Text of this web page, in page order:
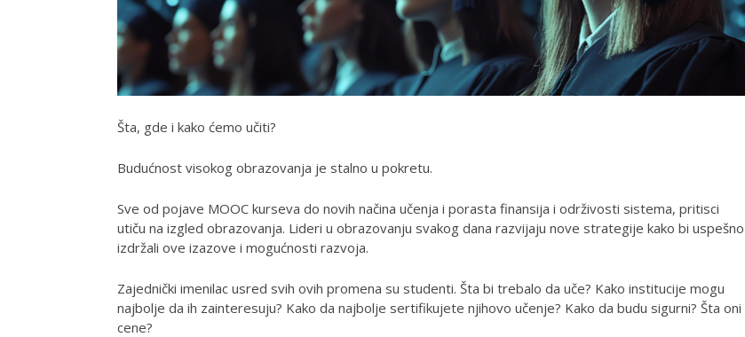
Šta, gde i kako ćemo učiti?
Budućnost visokog obrazovanja je stalno u pokretu.
Sve od pojave MOOC kurseva do novih načina učenja i porasta finansija i održivosti sistema, pritisci
utiču na izgled obrazovanja. Lideri u obrazovanju svakog dana razvijaju nove strategije kako bi uspešno
izdržali ove izazove i mogućnosti razvoja.
Zajednički imenilac usred svih ovih promena su studenti. Šta bi trebalo da uče? Kako institucije mogu
najbolje da ih zainteresuju? Kako da najbolje sertifikujete njihovo učenje? Kako da budu sigurni? Šta oni
cene?